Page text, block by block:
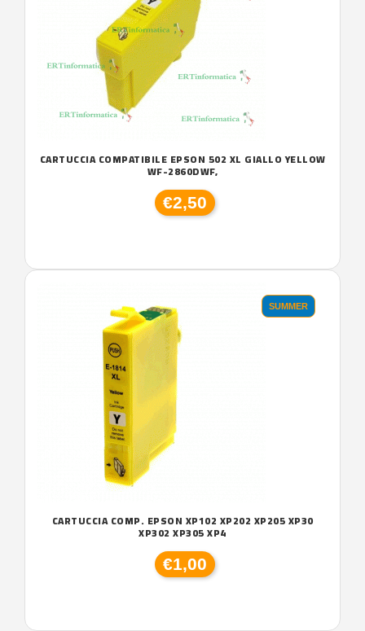
CARTUCCIA COMPATIBILE EPSON 502 XL GIALLO YELLOW
WF-2860DWF,
€2,50
SUMMER
CARTUCCIA COMP. EPSON XP102 XP202 XP205 XP30
XP302 XP305 XP4
€1,00